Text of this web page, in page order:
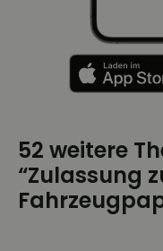
52 weitere
“Zulassung